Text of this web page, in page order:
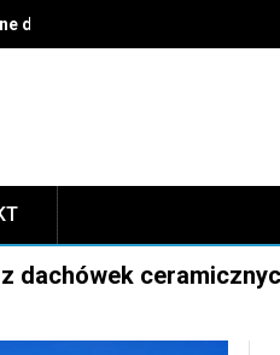
dekoracje i najczęstsze pułapki
dachówek